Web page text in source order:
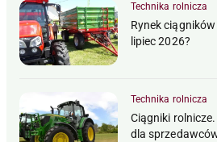
Technika rolnicza
Rynek
lipiec 2026?
Technika rolnicza
Ciągniki rolnicze.
dla